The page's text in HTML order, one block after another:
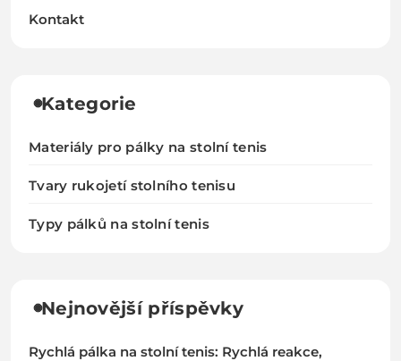
Kontakt
Kategorie
Materiály pro pálky na stolní tenis
Tvary rukojetí stolního tenisu
Typy pálků na stolní tenis
Nejnovější příspěvky
Rychlá pálka na stolní tenis: Rychlá reakce,